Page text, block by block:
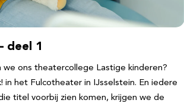
deel 1
we ons theatercollege Lastige kinderen?
in het Fulcotheater in IJsselstein. En iedere
titel voorbij zien komen, krijgen we de